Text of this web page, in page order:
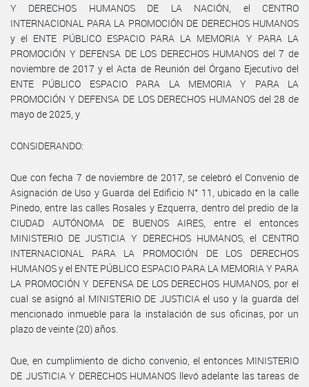
Y DERECHOS HUMANOS DE LA NACIÓN, el CENTRO
INTERNACIONAL PARA LA PROMOCIÓN DE DERECHOS HUMANOS
y el ENTE PÚBLICO ESPACIO PARA LA MEMORIA Y PARA LA
PROMOCIÓN Y DEFENSA DE LOS DERECHOS HUMANOS del 7 de
noviembre de 2017 y el Acta de Reunión del Órgano Ejecutivo del
ENTE PÚBLICO ESPACIO PARA LA MEMORIA Y PARA LA
PROMOCIÓN Y DEFENSA DE LOS DERECHOS HUMANOS del 28 de
mayo de 2025, y
CONSIDERANDO:
Que con fecha 7 de noviembre de 2017, se celebró el Convenio de
Asignación de Uso y Guarda del Edificio N° 11, ubicado en la calle
Pinedo, entre las calles Rosales y Ezquerra, dentro del predio de la
CIUDAD AUTÓNOMA DE BUENOS AIRES, entre el entonces
MINISTERIO DE JUSTICIA Y DERECHOS HUMANOS, el CENTRO
INTERNACIONAL PARA LA PROMOCIÓN DE LOS DERECHOS
HUMANOS y el ENTE PÚBLICO ESPACIO PARA LA MEMORIA Y PARA
LA PROMOCIÓN Y DEFENSA DE LOS DERECHOS HUMANOS, por el
cual se asignó al MINISTERIO DE JUSTICIA el uso y la guarda del
mencionado inmueble para la instalación de sus oficinas, por un
plazo de veinte (20) años.
Que, en cumplimiento de dicho convenio, el entonces MINISTERIO
DE JUSTICIA Y DERECHOS HUMANOS llevó adelante las tareas de